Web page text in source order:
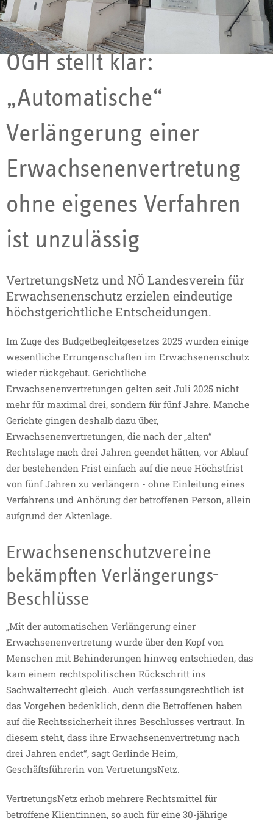
27.05.2026
OGH stellt klar:
„Automatische“
Verlängerung einer
Erwachsenenvertretung
ohne eigenes Verfahren
ist unzulässig
VertretungsNetz und NÖ Landesverein für
Erwachsenenschutz erzielen eindeutige
höchstgerichtliche Entscheidungen.
Im Zuge des Budgetbegleitgesetzes 2025 wurden einige
wesentliche Errungenschaften im Erwachsenenschutz
wieder rückgebaut. Gerichtliche
Erwachsenenvertretungen gelten seit Juli 2025 nicht
mehr für maximal drei, sondern für fünf Jahre. Manche
Gerichte gingen deshalb dazu über,
Erwachsenenvertretungen, die nach der „alten“
Rechtslage nach drei Jahren geendet hätten, vor Ablauf
der bestehenden Frist einfach auf die neue Höchstfrist
von fünf Jahren zu verlängern - ohne Einleitung eines
Verfahrens und Anhörung der betroffenen Person, allein
aufgrund der Aktenlage.
Erwachsenenschutzvereine
bekämpften Verlängerungs-
Beschlüsse
„Mit der automatischen Verlängerung einer
Erwachsenenvertretung wurde über den Kopf von
Menschen mit Behinderungen hinweg entschieden, das
kam einem rechtspolitischen Rückschritt ins
Sachwalterrecht gleich. Auch verfassungsrechtlich ist
das Vorgehen bedenklich, denn die Betroffenen haben
auf die Rechtssicherheit ihres Beschlusses vertraut. In
diesem steht, dass ihre Erwachsenenvertretung nach
drei Jahren endet“, sagt Gerlinde Heim,
Geschäftsführerin von VertretungsNetz.
VertretungsNetz erhob mehrere Rechtsmittel für
betroffene Klient:innen, so auch für eine 30-jährige